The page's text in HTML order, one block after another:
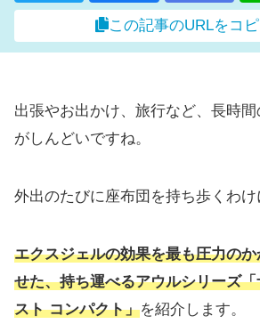
この記事のURLをコ
出張やお出かけ、旅行など、長時
がしんどいですね。
外出のたびに座布団を持ち歩くわけ
エクスジェルの効果を最も圧力の
せた、持ち運べるアウルシリーズ
スト コンパクト」を紹介します。